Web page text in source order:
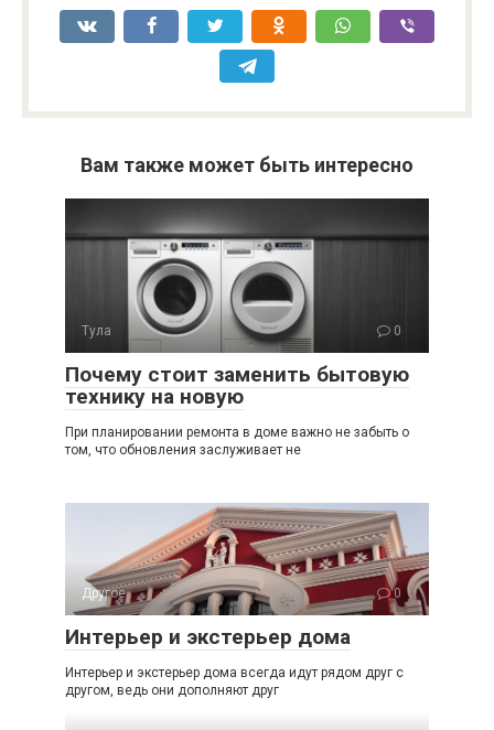
Вам также может быть интересно
Тула 0
Почему стоит заменить бытовую
технику на новую
При планировании ремонта в доме важно не забыть о
том, что обновления заслуживает не
Другое 0
Интерьер и экстерьер дома
Интерьер и экстерьер дома всегда идут рядом друг с
другом, ведь они дополняют друг